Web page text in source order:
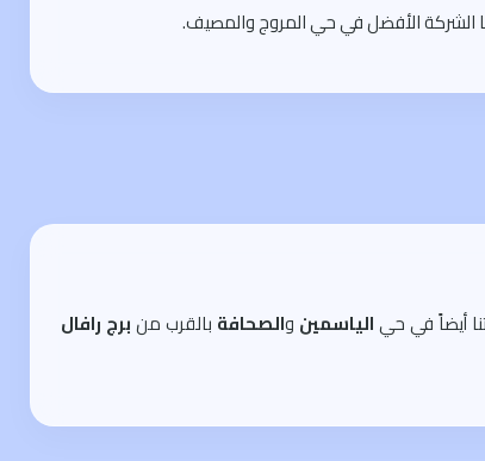
الشركة الأفضل في حي المروج والمصيف.
أيضاً في حيالياسمين والصحافة بالقرب منبرج رافال